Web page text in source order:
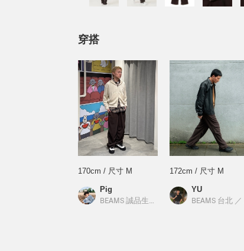
穿搭
170cm / 尺寸 M
Pig
BEAMS 誠品生活南西 ／BEAMS
172cm / 尺寸 M
YU
BEAMS 台北 ／